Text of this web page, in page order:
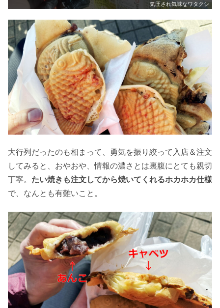
気圧され気味なワタクシ
大行列だったのも相まって、勇気を振り絞って入店＆注文
してみると、おやおや、情報の濃さとは裏腹にとても親切
丁寧。 たい焼きも注文してから焼いてくれるホカホカ仕様
で、なんとも有難いこと。